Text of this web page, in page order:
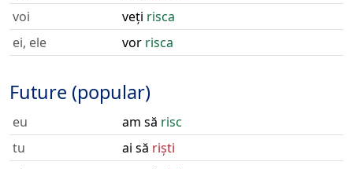
voi
veți risca
ei, ele
vor risca
Future (popular)
eu am să risc
tu
ai să riști